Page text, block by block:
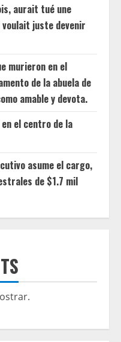
aurait tué une
juste devenir
murieron en el
de la abuela de
amable y devota.
el centro de la
asume el cargo,
de $1.7 mil